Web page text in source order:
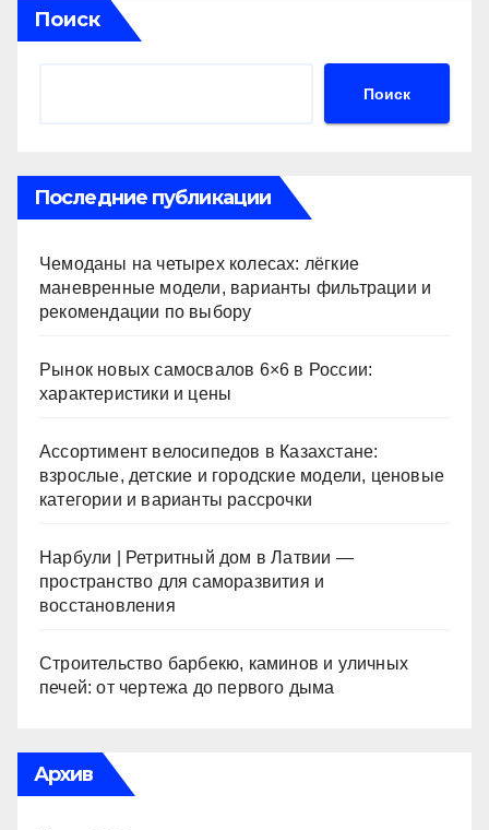
s
A
gr
a
ki
ть
Поиск
Поиск
Последние публикации
Чемоданы на четырех колесах: лёгкие
маневренные модели, варианты фильтрации и
рекомендации по выбору
Рынок новых самосвалов 6×6 в России:
характеристики и цены
Ассортимент велосипедов в Казахстане:
взрослые, детские и городские модели, ценовые
категории и варианты рассрочки
Нарбули | Ретритный дом в Латвии —
пространство для саморазвития и
восстановления
Строительство барбекю, каминов и уличных
печей: от чертежа до первого дыма
Архив